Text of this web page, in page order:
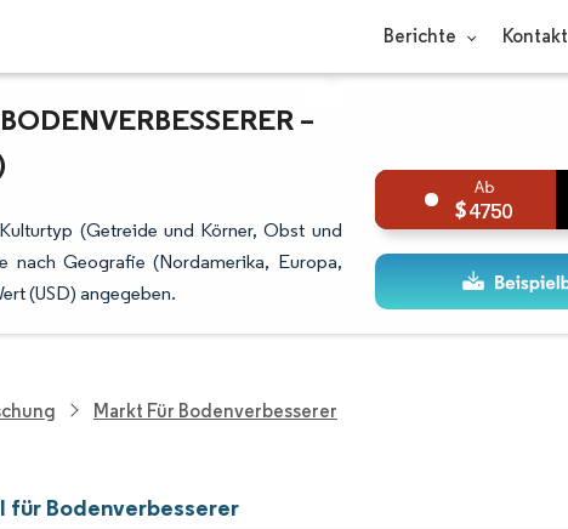
Berichte Kontakt
– W
(Getreide und Körner, Obst und
nach Geografie (Nordamerika, Europa,
(USD) angegeben.
4750
Markt Für Bodenverbesserer
für Bodenverbesserer